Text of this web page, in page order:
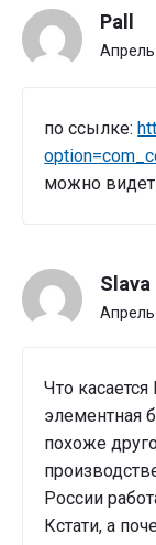
Pall
по ссылке:
можно
Slava
Что
элементная
похоже
России
Кстати, а